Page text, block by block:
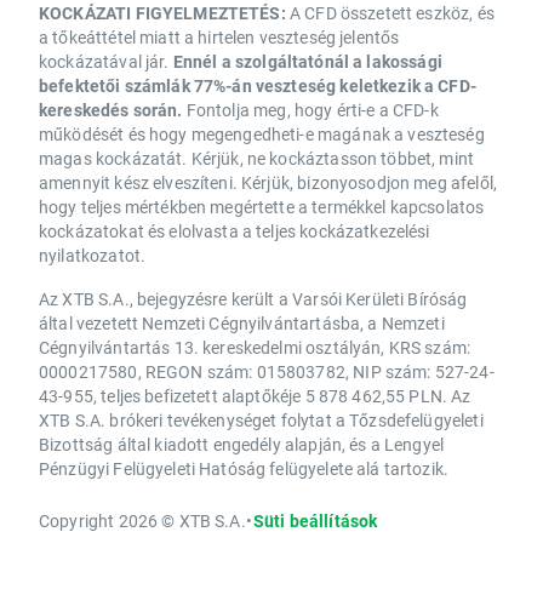
KOCKÁZATI FIGYELMEZTETÉS: A CFD összetett eszköz, és
a tőkeáttétel miatt a hirtelen veszteség jelentős
kockázatával jár. Ennél a szolgáltatónál a lakossági
befektetői számlák 77%-án veszteség keletkezik a CFD-
kereskedés során. Fontolja meg, hogy érti-e a CFD-k
működését és hogy megengedheti-e magának a veszteség
magas kockázatát. Kérjük, ne kockáztasson többet, mint
amennyit kész elveszíteni. Kérjük, bizonyosodjon meg afelől,
hogy teljes mértékben megértette a termékkel kapcsolatos
kockázatokat és elolvasta a teljes kockázatkezelési
nyilatkozatot.
Az XTB S.A., bejegyzésre került a Varsói Kerületi Bíróság
által vezetett Nemzeti Cégnyilvántartásba, a Nemzeti
Cégnyilvántartás 13. kereskedelmi osztályán, KRS szám:
0000217580, REGON szám: 015803782, NIP szám: 527-24-
43-955, teljes befizetett alaptőkéje 5 878 462,55 PLN. Az
XTB S.A. brókeri tevékenységet folytat a Tőzsdefelügyeleti
Bizottság által kiadott engedély alapján, és a Lengyel
Pénzügyi Felügyeleti Hatóság felügyelete alá tartozik.
Copyright 2026 © XTB S.A.•Süti beállítások